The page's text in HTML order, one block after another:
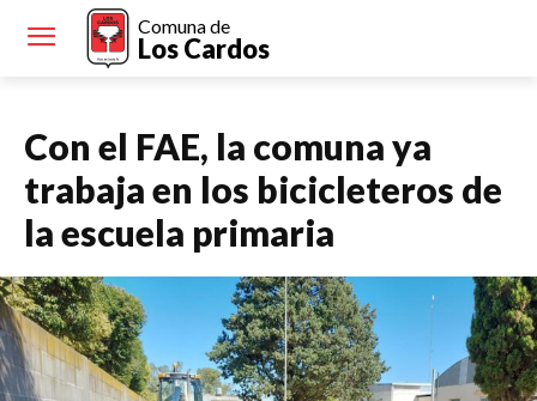
Comuna de
Los Cardos
Con el FAE, la comuna ya
trabaja en los bicicleteros de
la escuela primaria